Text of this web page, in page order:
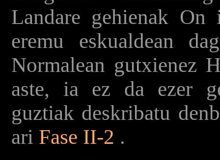
Landare gehienak On
eremu eskualdean
Normalean gutxienez
aste, ia ez da ezer
guztiak deskribatu
ari Fase II-2 .